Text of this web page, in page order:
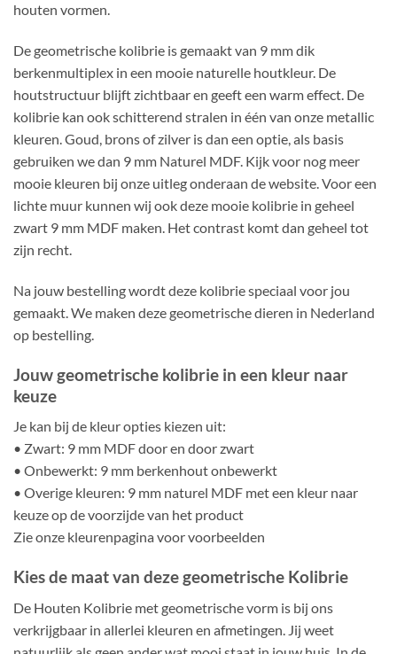
houten vormen.
De geometrische kolibrie is gemaakt van 9 mm dik
berkenmultiplex in een mooie naturelle houtkleur. De
houtstructuur blijft zichtbaar en geeft een warm effect. De
kolibrie kan ook schitterend stralen in één van onze metallic
kleuren. Goud, brons of zilver is dan een optie, als basis
gebruiken we dan 9 mm Naturel MDF. Kijk voor nog meer
mooie kleuren bij onze uitleg onderaan de website. Voor een
lichte muur kunnen wij ook deze mooie kolibrie in geheel
zwart 9 mm MDF maken. Het contrast komt dan geheel tot
zijn recht.
Na jouw bestelling wordt deze kolibrie speciaal voor jou
gemaakt. We maken deze geometrische dieren in Nederland
op bestelling.
Jouw geometrische kolibrie in een kleur naar
keuze
Je kan bij de kleur opties kiezen uit:
• Zwart: 9 mm MDF door en door zwart
• Onbewerkt: 9 mm berkenhout onbewerkt
• Overige kleuren: 9 mm naturel MDF met een kleur naar
keuze op de voorzijde van het product
Zie onze kleurenpagina voor voorbeelden
Kies de maat van deze geometrische Kolibrie
De Houten Kolibrie met geometrische vorm is bij ons
verkrijgbaar in allerlei kleuren en afmetingen. Jij weet